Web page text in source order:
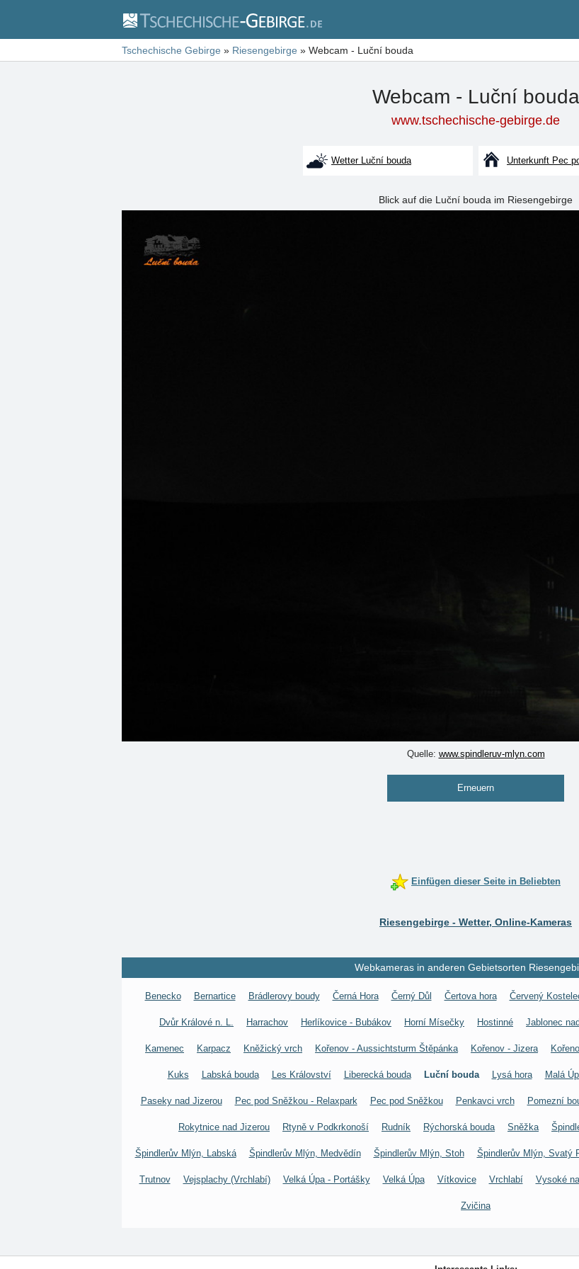
Tschechische Gebirge » Riesengebirge » Webcam - Luční bouda
Webcam - Luční bouda
www.tschechische-gebirge.de
Wetter Luční bouda Unterkunft Pec
Blick auf die Luční bouda im Riesengebirge
Quelle: www.spindleruv-mlyn.com
Erneuern
Einfügen dieser Seite in Beliebten
Riesengebirge - Wetter, Online-Kameras
Webkameras in anderen Gebietsorten
Benecko Bernartice Brádlerovy boudy Černá Hora Černý Důl Čertova hora Červený
Dvůr Králové n. L. Harrachov Herlíkovice - Bubákov Horní Mísečky Hostinné Jablonec
Kamenec Karpacz Kněžický vrch Kořenov - Aussichtsturm Štěpánka Kořenov - Jizera
Kuks Labská bouda Les Království Liberecká bouda Luční bouda Lysá hora Malá
Paseky nad Jizerou Pec pod Sněžkou - Relaxpark Pec pod Sněžkou Penkavci vrch Pomezní
Rokytnice nad Jizerou Rtyně v Podkrkonoší Rudník Rýchorská bouda Sněžka
Špindlerův Mlýn, Labská Špindlerův Mlýn, Medvědín Špindlerův Mlýn, Stoh Špindlerův Mlýn, Svatý
Trutnov Vejsplachy (Vrchlabí) Velká Úpa - Portášky Velká Úpa Vítkovice Vrchlabí Vysoké
Zvičina